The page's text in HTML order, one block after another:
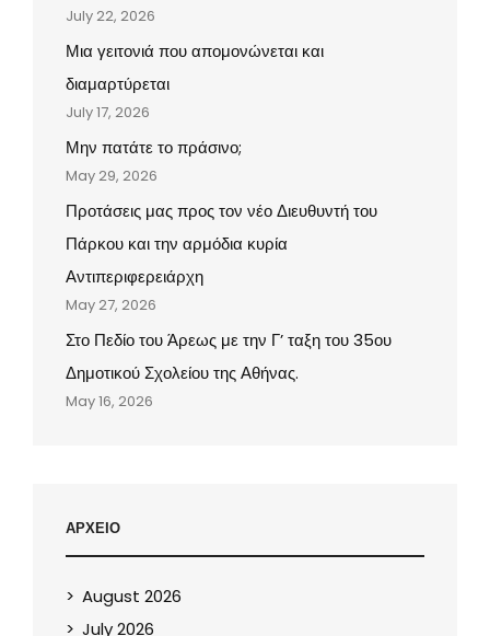
July 22, 2026
Μια γειτονιά που απομονώνεται και
διαμαρτύρεται
July 17, 2026
Μην πατάτε το πράσινο;
May 29, 2026
Προτάσεις μας προς τον νέο Διευθυντή του
Πάρκου και την αρμόδια κυρία
Αντιπεριφερειάρχη
May 27, 2026
Στο Πεδίο του Άρεως με την Γ’ ταξη του 35ου
Δημοτικού Σχολείου της Αθήνας.
May 16, 2026
ΑΡΧΕΙΟ
August 2026
July 2026